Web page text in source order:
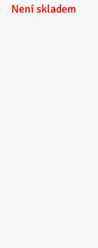
Není skladem